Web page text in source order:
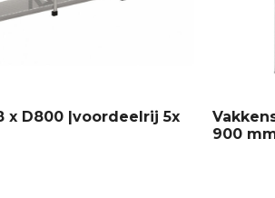
x D800 |voordeelrij 5x
900